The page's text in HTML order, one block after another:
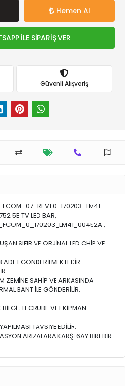
Hemen Al
İLE SİPARİŞ VER
Güvenli Alışveriş
5B TV LED BAR,
,
SIFIR VE ORJİNAL LED CHİP VE
GÖNDERİLMEKTEDİR.
ZEMİNE SAHİP VE ARKASINDA
BANT İLE GÖNDERİLİR.
, TECRÜBE VE EKİPMAN
TAVSİYE EDİLİR.
ARIZALARA KARŞI 6AY BİREBİR